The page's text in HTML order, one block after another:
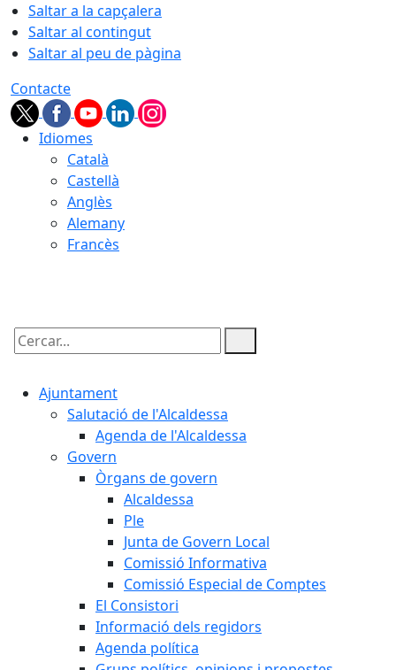
Saltar a la capçalera
Saltar al contingut
Saltar al peu de pàgina
Contacte
Idiomes
Català
Castellà
Anglès
Alemany
Francès
Cercar:
Ajuntament
Salutació de l'Alcaldessa
Agenda de l'Alcaldessa
Govern
Òrgans de govern
Alcaldessa
Ple
Junta de Govern Local
Comissió Informativa
Comissió Especial de Comptes
El Consistori
Informació dels regidors
Agenda política